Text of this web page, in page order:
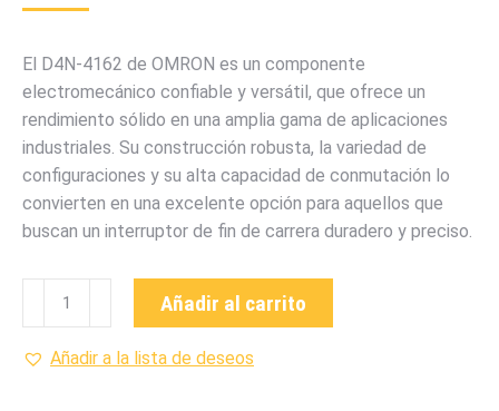
El D4N-4162 de OMRON es un componente
electromecánico confiable y versátil, que ofrece un
rendimiento sólido en una amplia gama de aplicaciones
industriales. Su construcción robusta, la variedad de
configuraciones y su alta capacidad de conmutación lo
convierten en una excelente opción para aquellos que
buscan un interruptor de fin de carrera duradero y preciso.
INTERRUPTOR
Añadir al carrito
Añadir a la lista de deseos